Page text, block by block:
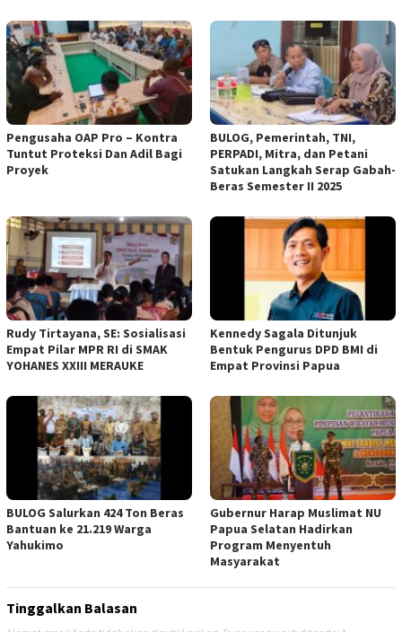
Pengusaha OAP Pro – Kontra
Tuntut Proteksi Dan Adil Bagi
Proyek
BULOG, Pemerintah, TNI,
PERPADI, Mitra, dan Petani
Satukan Langkah Serap Gabah-
Beras Semester II 2025
Rudy Tirtayana, SE: Sosialisasi
Empat Pilar MPR RI di SMAK
YOHANES XXIII MERAUKE
Kennedy Sagala Ditunjuk
Bentuk Pengurus DPD BMI di
Empat Provinsi Papua
BULOG Salurkan 424 Ton Beras
Bantuan ke 21.219 Warga
Yahukimo
Gubernur Harap Muslimat NU
Papua Selatan Hadirkan
Program Menyentuh
Masyarakat
Tinggalkan Balasan